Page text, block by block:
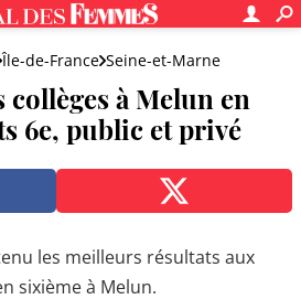
Île-de-France Seine-et-Marne
collèges à Melun en
6e, public et privé
les meilleurs résultats aux
sixième à Melun.